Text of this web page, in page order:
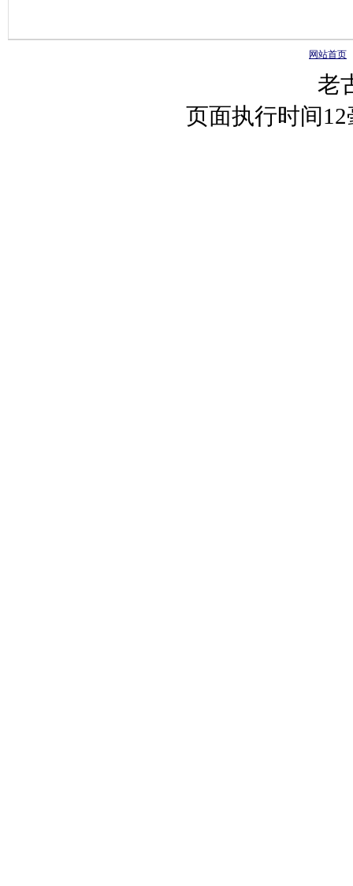
网站首页
老
页面执行时间